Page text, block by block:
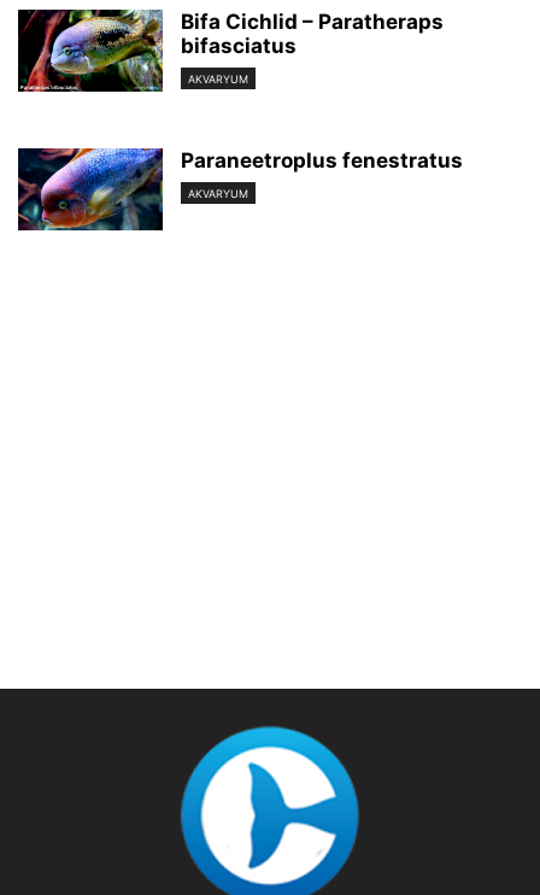
Bifa Cichlid – Paratheraps
bifasciatus
AKVARYUM
Paraneetroplus fenestratus
AKVARYUM